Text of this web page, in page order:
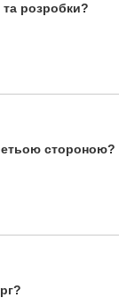
та розробки?
стороною?